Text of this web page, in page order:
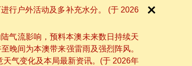
行户外活动及多补充水分。 (于 2026
气流影响，预料本澳未来数日持续天
晚间为本澳带来强雷雨及强烈阵风。
气变化及本局最新资讯。(于 2026年